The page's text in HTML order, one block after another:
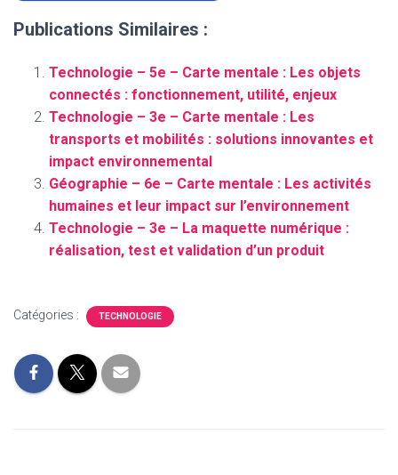
Publications Similaires :
Technologie – 5e – Carte mentale : Les objets
connectés : fonctionnement, utilité, enjeux
Technologie – 3e – Carte mentale : Les
transports et mobilités : solutions innovantes et
impact environnemental
Géographie – 6e – Carte mentale : Les activités
humaines et leur impact sur l’environnement
Technologie – 3e – La maquette numérique :
réalisation, test et validation d’un produit
Catégories : TECHNOLOGIE